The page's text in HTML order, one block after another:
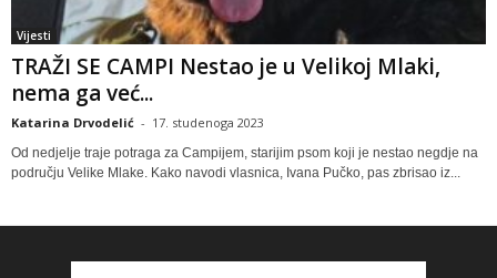
Vijesti
TRAŽI SE CAMPI Nestao je u Velikoj Mlaki,
nema ga već...
Katarina Drvodelić - 17. studenoga 2023
Od nedjelje traje potraga za Campijem, starijim psom koji je nestao negdje na
području Velike Mlake. Kako navodi vlasnica, Ivana Pučko, pas zbrisao iz...